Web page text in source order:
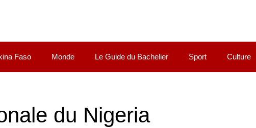
Faso Monde Le Guide du Bachelier Sport Culture
du Nigeria